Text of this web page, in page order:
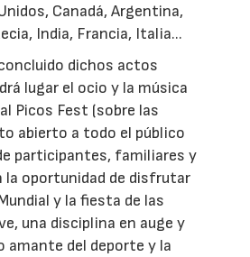
Canadá, Argentina,
India, Francia, Italia...
dichos actos
lugar el ocio y la música
Picos Fest (sobre las
abierto a todo el público
participantes, familiares y
la oportunidad de disfrutar
y la fiesta de las
una disciplina en auge y
amante del deporte y la